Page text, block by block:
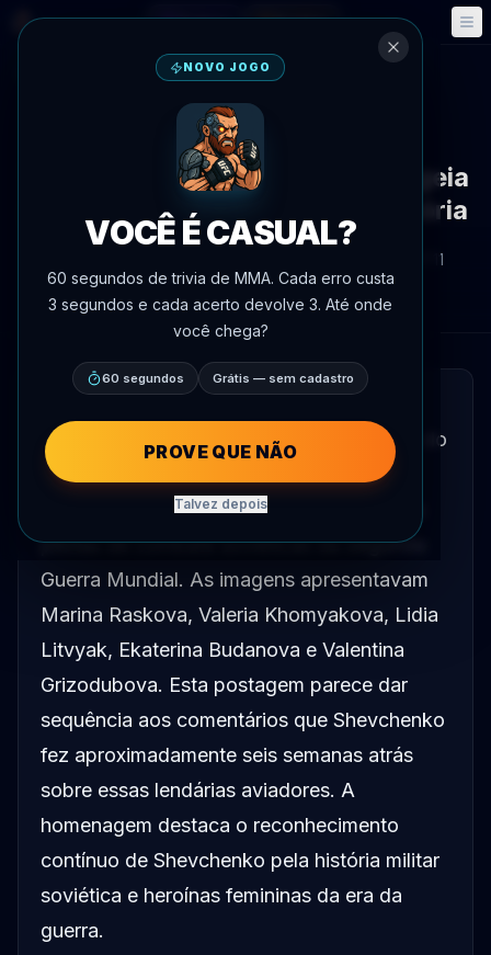
🎮 Fantasy 📅 Eventos
Voltar às notícias
Redes sociais
Valentina Shevchenko homenageia
pilotos soviéticas no Dia da Vitória
, 17:11
AgentMMA.com
LEITURA RÁPIDA
Valentina Shevchenko postou felicitações do
Dia da Vitória nas redes sociais,
acompanhadas de fotografias de famosas
pilotas de combate soviéticas da Segunda
Guerra Mundial. As imagens apresentavam
Marina Raskova, Valeria Khomyakova, Lidia
Litvyak, Ekaterina Budanova e Valentina
Grizodubova. Esta postagem parece dar
sequência aos comentários que Shevchenko
fez aproximadamente seis semanas atrás
sobre essas lendárias aviadores. A
homenagem destaca o reconhecimento
contínuo de Shevchenko pela história militar
soviética e heroínas femininas da era da
guerra.
NOVO JOGO
VOCÊ É CASUAL?
60 segundos de trivia de MMA. Cada erro custa
3 segundos e cada acerto devolve 3. Até onde
você chega?
60 segundos Grátis — sem cadastro
PROVE QUE NÃO
Talvez depois